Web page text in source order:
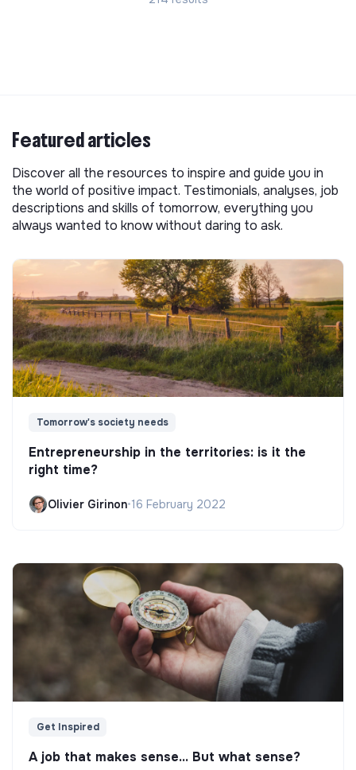
Featured articles
Discover all the resources to inspire and guide you in
the world of positive impact. Testimonials, analyses, job
descriptions and skills of tomorrow, everything you
always wanted to know without daring to ask.
Tomorrow's society needs
Entrepreneurship in the territories: is it the
right time?
Olivier Girinon•16 February 2022
Get Inspired
A job that makes sense... But what sense?